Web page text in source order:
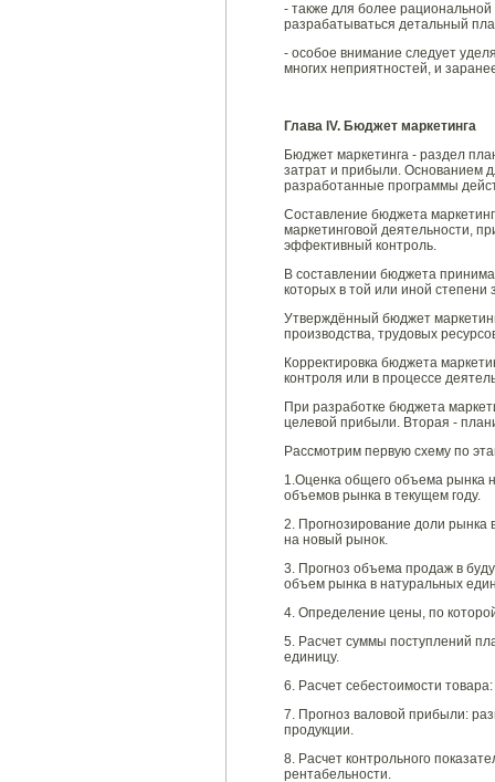
- также для более
разрабатываться детальный
- особое внимание следует
многих неприятностей, и
Глава IV. Бюджет маркетинга
Бюджет маркетинга - раздел
затрат и прибыли. Основанием
разработанные программы
Составление бюджета
маркетинговой деятельности,
эффективный контроль.
В составлении бюджета
которых в той или иной степени
Утверждённый бюджет
производства, трудовых
Корректировка бюджета
контроля или в процессе
При разработке бюджета
целевой прибыли. Вторая -
Рассмотрим первую схему по
1.Оценка общего объема рынка
объемов рынка в текущем году.
2. Прогнозирование доли
на новый рынок.
3. Прогноз объема продаж в
объем рынка в натуральных
4. Определение цены, по
5. Расчет суммы поступлений
единицу.
6. Расчет себестоимости
7. Прогноз валовой прибыли:
продукции.
8. Расчет контрольного
рентабельности.